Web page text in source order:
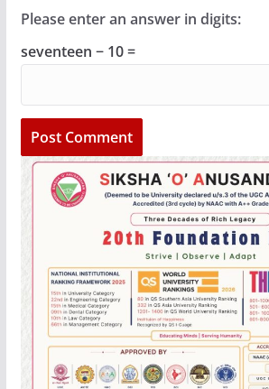
Please enter an answer in digits:
seventeen − 10 =